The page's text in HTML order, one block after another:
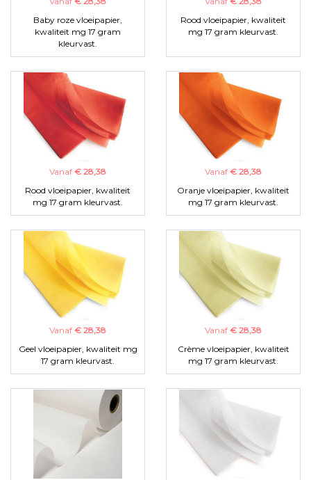
Baby roze vloeipapier,
kwaliteit mg 17 gram
kleurvast.
Rood vloeipapier, kwaliteit
mg 17 gram kleurvast.
Vanaf € 28,38
Rood vloeipapier, kwaliteit
mg 17 gram kleurvast.
Vanaf € 28,38
Oranje vloeipapier, kwaliteit
mg 17 gram kleurvast.
Vanaf € 28,38
Geel vloeipapier, kwaliteit mg
17 gram kleurvast.
Vanaf € 28,38
Crème vloeipapier, kwaliteit
mg 17 gram kleurvast.